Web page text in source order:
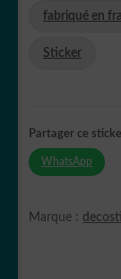
fabriqué en
Sticker
Partager ce
WhatsApp
Marque :